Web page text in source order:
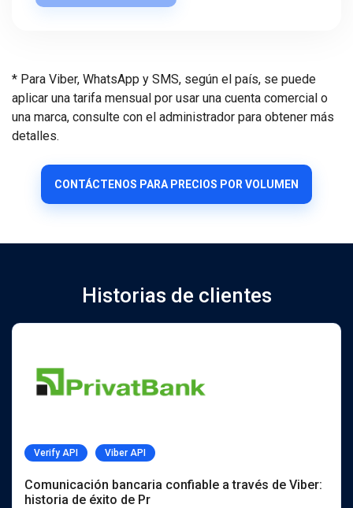
* Para Viber, WhatsApp y SMS, según el país, se puede
aplicar una tarifa mensual por usar una cuenta comercial o
una marca, consulte con el administrador para obtener más
detalles.
CONTÁCTENOS PARA PRECIOS POR VOLUMEN
Historias de clientes
Verify API Viber API
Comunicación bancaria confiable a través de Viber:
historia de éxito de Pr